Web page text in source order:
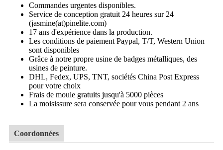
Commandes urgentes disponibles.
Service de conception gratuit 24 heures sur 24
(jasmine(at)pinelite.com)
17 ans d'expérience dans la production.
Les conditions de paiement Paypal, T/T, Western Union
sont disponibles
Grâce à notre propre usine de badges métalliques, des
usines de peinture.
DHL, Fedex, UPS, TNT, sociétés China Post Express
pour votre choix
Frais de moule gratuits jusqu'à 5000 pièces
La moisissure sera conservée pour vous pendant 2 ans
Coordonnées